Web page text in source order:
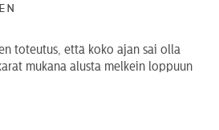
toteutus, että koko ajan sai olla
mukana alusta melkein loppuun